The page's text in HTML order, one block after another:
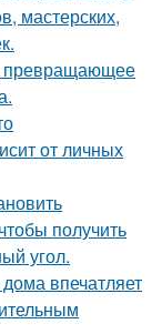
мастерских,
превращающее
от личных
получить
угол.
впечатляет